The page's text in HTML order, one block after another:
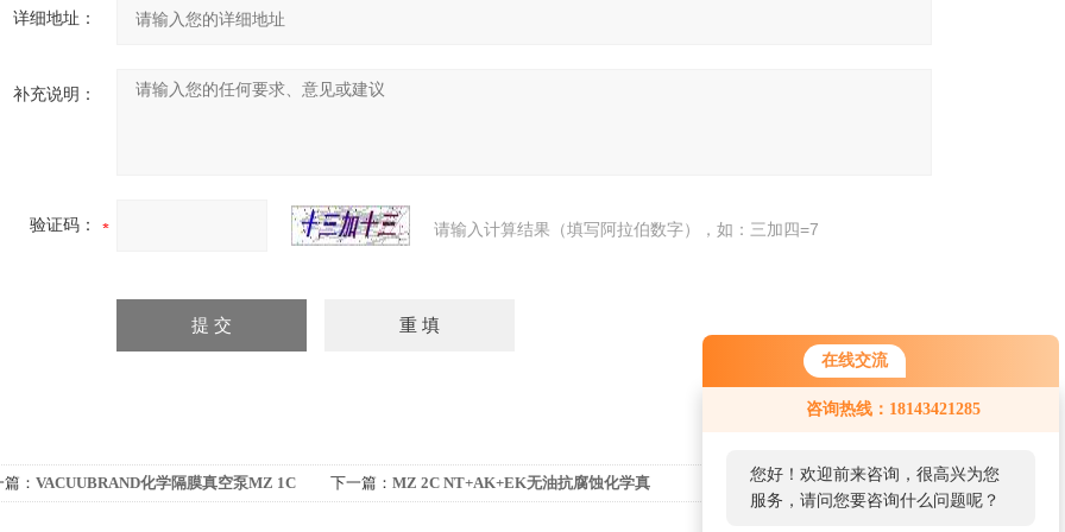
在线交流
咨询热线：18143421285
您好！欢迎前来咨询，很高兴为您
服务，请问您要咨询什么问题呢？
详细地址：
补充说明：
验证码： 请输入计算结果（填写阿拉伯数字），如：三加四=7
： VACUUBRAND化学隔膜真空泵MZ 1C 下一篇： MZ 2C NT+AK+EK无油抗腐蚀化学真
返回列表>>